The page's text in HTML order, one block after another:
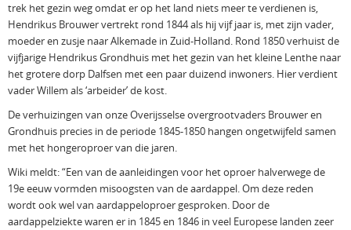
trek het gezin weg omdat er op het land niets meer te verdienen is,
Hendrikus Brouwer vertrekt rond 1844 als hij vijf jaar is, met zijn vader,
moeder en zusje naar Alkemade in Zuid-Holland. Rond 1850 verhuist de
vijfjarige Hendrikus Grondhuis met het gezin van het kleine Lenthe naar
het grotere dorp Dalfsen met een paar duizend inwoners. Hier verdient
vader Willem als ‘arbeider’ de kost.
De verhuizingen van onze Overijsselse overgrootvaders Brouwer en
Grondhuis precies in de periode 1845-1850 hangen ongetwijfeld samen
met het hongeroproer van die jaren.
Wiki meldt: “Een van de aanleidingen voor het oproer halverwege de
19e eeuw vormden misoogsten van de aardappel. Om deze reden
wordt ook wel van aardappeloproer gesproken. Door de
aardappelziekte waren er in 1845 en 1846 in veel Europese landen zeer